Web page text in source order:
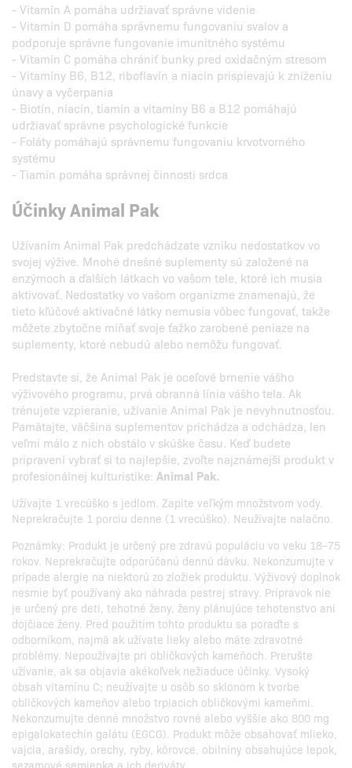
- Vitamín A pomáha udržiavať správne videnie
- Vitamín D pomáha správnemu fungovaniu svalov a
podporuje správne fungovanie imunitného systému
- Vitamín C pomáha chrániť bunky pred oxidačným stresom
- Vitamíny B6, B12, riboflavín a niacín prispievajú k zníženiu
únavy a vyčerpania
- Biotín, niacín, tiamín a vitamíny B6 a B12 pomáhajú
udržiavať správne psychologické funkcie
- Foláty pomáhajú správnemu fungovaniu krvotvorného
systému
- Tiamín pomáha správnej činnosti srdca
Účinky Animal Pak
Užívaním Animal Pak predchádzate vzniku nedostatkov vo
svojej výžive. Mnohé dnešné suplementy sú založené na
enzýmoch a ďalších látkach vo vašom tele, ktoré ich musia
aktivovať. Nedostatky vo vašom organizme znamenajú, že
tieto kľúčové aktivačné látky nemusia vôbec fungovať, takže
môžete zbytočne míňať svoje ťažko zarobené peniaze na
suplementy, ktoré nebudú alebo nemôžu fungovať.
Predstavte si, že Animal Pak je oceľové brnenie vášho
výživového programu, prvá obranná línia vášho tela. Ak
trénujete vzpieranie, užívanie Animal Pak je nevyhnutnosťou.
Pamätajte, väčšina suplementov prichádza a odchádza, len
veľmi málo z nich obstálo v skúške času. Keď budete
pripravení vybrať si to najlepšie, zvoľte najznámejší produkt v
profesionálnej kulturistike: Animal Pak.
Užívajte 1 vrecúško s jedlom. Zapite veľkým množstvom vody.
Neprekračujte 1 porciu denne (1 vrecúško). Neužívajte nalačno.
Poznámky: Produkt je určený pre zdravú populáciu vo veku 18–75
rokov. Neprekračujte odporúčanú dennú dávku. Nekonzumujte v
prípade alergie na niektorú zo zložiek produktu. Výživový doplnok
nesmie byť používaný ako náhrada pestrej stravy. Prípravok nie
je určený pre deti, tehotné ženy, ženy plánujúce tehotenstvo ani
dojčiace ženy. Pred použitím tohto produktu sa poraďte s
odborníkom, najmä ak užívate lieky alebo máte zdravotné
problémy. Nepoužívajte pri obličkových kameňoch. Prerušte
užívanie, ak sa objavia akékoľvek nežiaduce účinky. Vysoký
obsah vitamínu C; neužívajte u osôb so sklonom k tvorbe
obličkových kameňov alebo trpiacich obličkovými kameňmi.
Nekonzumujte denné množstvo rovné alebo vyššie ako 800 mg
epigalokatechín galátu (EGCG). Produkt môže obsahovať mlieko,
vajcia, arašidy, orechy, ryby, kôrovce, obilniny obsahujúce lepok,
sezamové semienka a ich deriváty.